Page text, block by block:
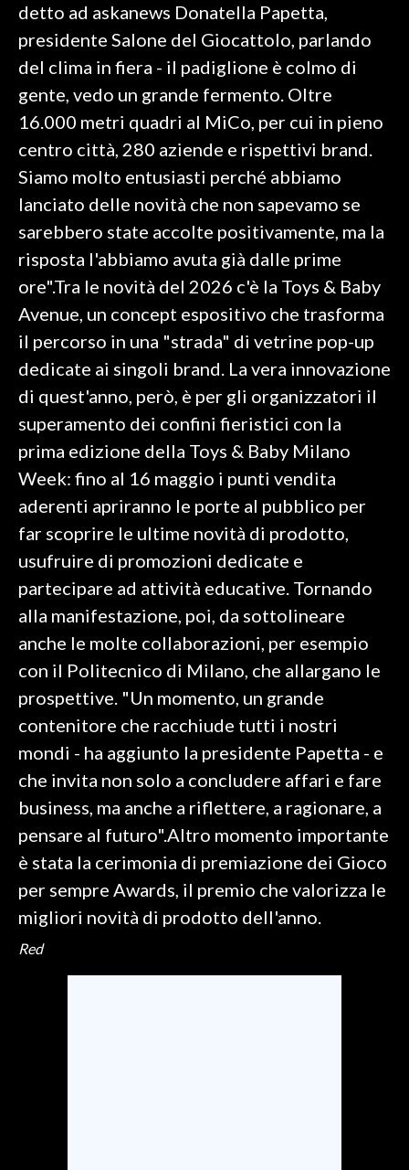
SARDI NEL MONDO
NOTIZIE
EVENTI
3 MINUTI CON
INSULARITÀ
INFO AZIENDE
ABBONATI
NECROLOGI
PUBBLICITÀ
STORE
detto ad askanews Donatella Papetta,
presidente Salone del Giocattolo, parlando
del clima in fiera - il padiglione è colmo di
gente, vedo un grande fermento. Oltre
16.000 metri quadri al MiCo, per cui in pieno
centro città, 280 aziende e rispettivi brand.
Siamo molto entusiasti perché abbiamo
lanciato delle novità che non sapevamo se
sarebbero state accolte positivamente, ma la
risposta l'abbiamo avuta già dalle prime
ore".Tra le novità del 2026 c'è la Toys & Baby
Avenue, un concept espositivo che trasforma
il percorso in una "strada" di vetrine pop-up
dedicate ai singoli brand. La vera innovazione
di quest'anno, però, è per gli organizzatori il
superamento dei confini fieristici con la
prima edizione della Toys & Baby Milano
Week: fino al 16 maggio i punti vendita
aderenti apriranno le porte al pubblico per
far scoprire le ultime novità di prodotto,
usufruire di promozioni dedicate e
partecipare ad attività educative. Tornando
alla manifestazione, poi, da sottolineare
anche le molte collaborazioni, per esempio
con il Politecnico di Milano, che allargano le
prospettive. "Un momento, un grande
contenitore che racchiude tutti i nostri
mondi - ha aggiunto la presidente Papetta - e
che invita non solo a concludere affari e fare
business, ma anche a riflettere, a ragionare, a
pensare al futuro".Altro momento importante
è stata la cerimonia di premiazione dei Gioco
per sempre Awards, il premio che valorizza le
migliori novità di prodotto dell'anno.
Red